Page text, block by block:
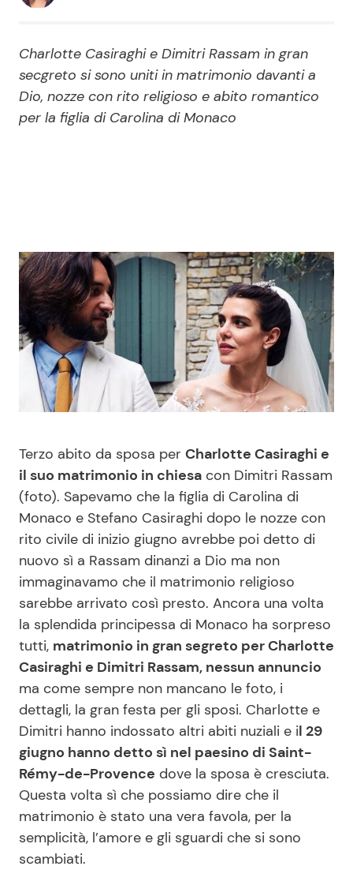
ShowBiz
News Cinema
Social News
News dal mondo
Benessere
Casa
Moda e Style
Mondo Mamma
Salute
Viaggi e Turismo
Festività
Cucina e Ricette
Consigli di Cucina
Dolci
Le Ricette in TV
Ricette Facili e Veloci
Ricette Feste
Ricette per Bambini
Seguici
Info
Chi siamo
Disclaimer e Privacy
Redazione
Contattaci
Charlotte Casiraghi e Dimitri Rassam in gran
secgreto si sono uniti in matrimonio davanti a
Dio, nozze con rito religioso e abito romantico
per la figlia di Carolina di Monaco
Terzo abito da sposa per Charlotte Casiraghi e
il suo matrimonio in chiesa con Dimitri Rassam
(foto). Sapevamo che la figlia di Carolina di
Monaco e Stefano Casiraghi dopo le nozze con
rito civile di inizio giugno avrebbe poi detto di
nuovo sì a Rassam dinanzi a Dio ma non
immaginavamo che il matrimonio religioso
sarebbe arrivato così presto. Ancora una volta
la splendida principessa di Monaco ha sorpreso
tutti, matrimonio in gran segreto per Charlotte
Casiraghi e Dimitri Rassam, nessun annuncio
ma come sempre non mancano le foto, i
dettagli, la gran festa per gli sposi. Charlotte e
Dimitri hanno indossato altri abiti nuziali e il 29
giugno hanno detto sì nel paesino di Saint-
Rémy-de-Provence dove la sposa è cresciuta.
Questa volta sì che possiamo dire che il
matrimonio è stato una vera favola, per la
semplicità, l’amore e gli sguardi che si sono
scambiati.